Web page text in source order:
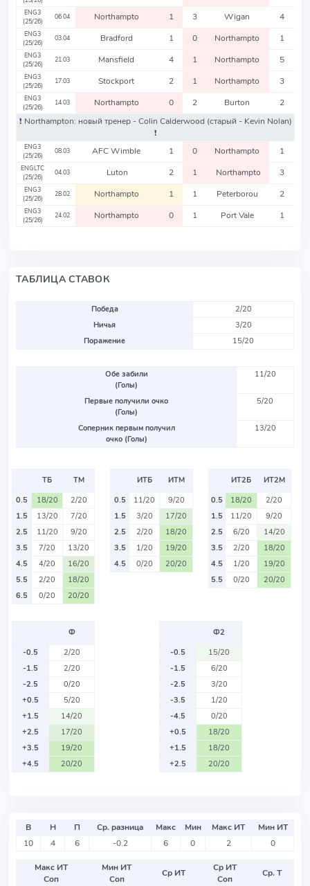
ENG3
(25/26)
06.04 Northampto 1 3 Wigan 4
ENG3
(25/26)
03.04 Bradford 1 0 Northampto 1
ENG3
(25/26)
21.03 Mansfield 4 1 Northampto 5
ENG3
(25/26)
17.03 Stockport 2 1 Northampto 3
ENG3
(25/26)
14.03 Northampto 0 2 Burton
2
❗️ Northampton: новый тренер - Colin Calderwood (старый - Kevin Nolan)
❗️
ENG3
(25/26)
08.03 AFC Wimble 1 0 Northampto 1
ENGLTC
(25/26)
04.03 Luton 2 1 Northampto 3
ENG3
(25/26)
28.02 Northampto 1 1 Peterborou 2
ENG3
(25/26)
24.02 Northampto 0 1 Port Vale 1
ТАБЛИЦА СТАВОК
Победа
2/20
Ничья
3/20
Поражение
15/20
Обе забили
(Голы)
11/20
Первые получили очко
(Голы)
5/20
Соперник первым получил
очко (Голы)
13/20
ТБ
ТМ
0.5
18/20
2/20
1.5
13/20
7/20
2.5
11/20
9/20
3.5
7/20
13/20
4.5
4/20
16/20
5.5
2/20
18/20
6.5
0/20 20/20
ИТБ
ИТМ
0.5
11/20
9/20
1.5
3/20
17/20
2.5
2/20
18/20
3.5
1/20
19/20
4.5
0/20 20/20
ИТ2Б
ИТ2М
0.5
18/20
2/20
1.5
11/20
9/20
2.5
6/20
14/20
3.5
2/20
18/20
4.5
1/20
19/20
5.5
0/20 20/20
Ф
-0.5
2/20
-1.5
2/20
-2.5
0/20
+0.5
5/20
+1.5
14/20
+2.5
17/20
+3.5
19/20
+4.5
20/20
Ф2
-0.5
15/20
-1.5
6/20
-2.5
3/20
-3.5
1/20
-4.5
0/20
+0.5
18/20
+1.5
18/20
+2.5
20/20
В Н П Ср. разница Макс Мин Макс ИТ
Мин ИТ
10
4 6 -0.2 6 0 2 0
Макс ИТ
Соп
Мин ИТ
Соп
Ср ИТ
Ср ИТ
Соп
Ср. Т